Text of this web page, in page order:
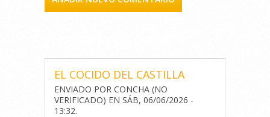
EL COCIDO DEL CASTILLA
ENVIADO POR CONCHA (NO
VERIFICADO) EN SÁB, 06/06/2026 -
13:32.